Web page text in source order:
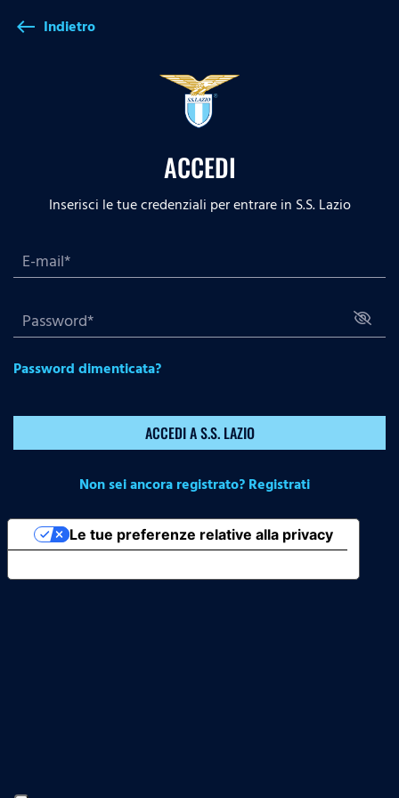
west Indietro
ACCEDI
Inserisci le tue credenziali per entrare in S.S. Lazio
Password dimenticata?
ACCEDI A S.S. LAZIO
Non sei ancora registrato? Registrati
Le tue preferenze relative alla privacy